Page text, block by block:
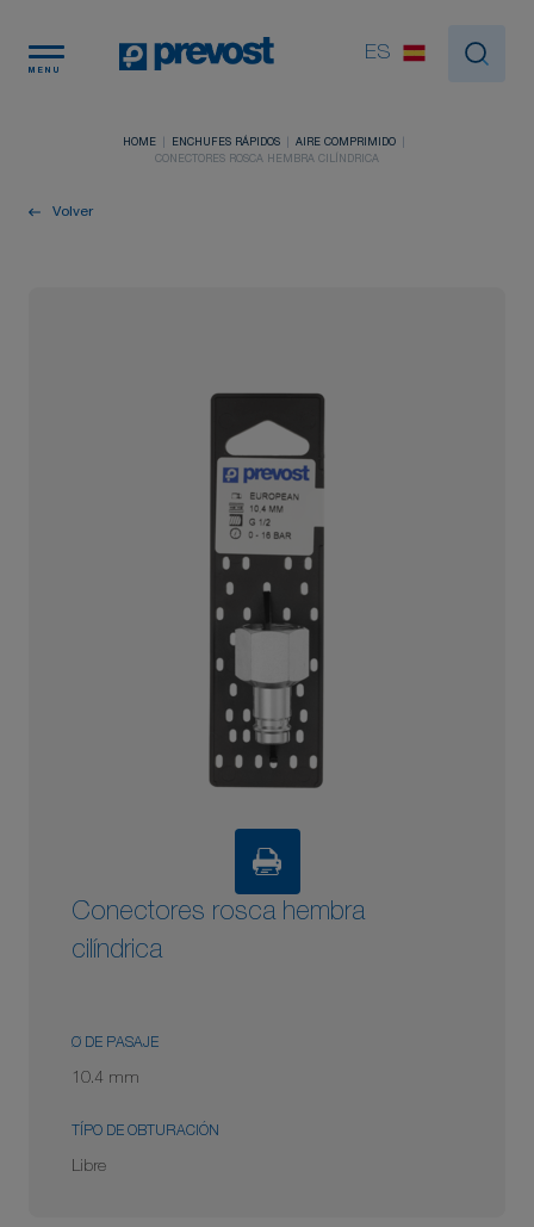
MENU
ES
HOME ENCHUFES RÁPIDOS
AIRE COMPRIMIDO
CONECTORES ROSCA HEMBRA CILÍNDRICA
Volver
Conectores rosca hembra
cilíndrica
Ø DE PASAJE
10.4 mm
TÍPO DE OBTURACIÓN
Libre